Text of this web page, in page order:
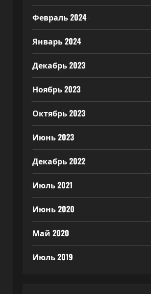
Февраль 2024
Январь 2024
Декабрь 2023
Ноябрь 2023
Октябрь 2023
Июнь 2023
Декабрь 2022
Июль 2021
Июнь 2020
Май 2020
Июль 2019